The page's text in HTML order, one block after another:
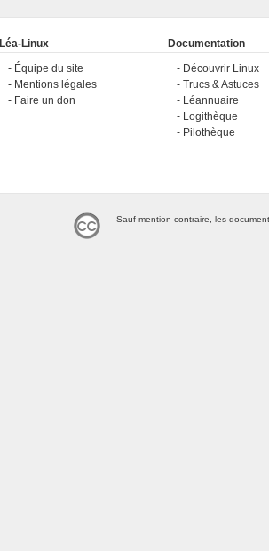
Léa-Linux
Équipe du site
Mentions légales
Faire un don
Documentation
Découvrir Linux
Trucs & Astuces
Léannuaire
Logithèque
Pilothèque
Sauf mention contraire, les